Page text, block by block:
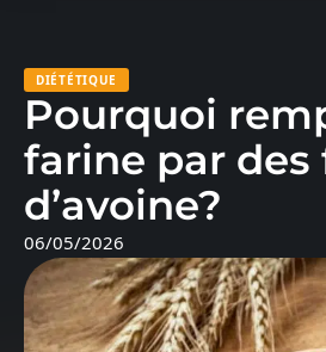
DIÉTÉTIQUE
Pourquoi
farine par des
d’avoine?
06/05/2026